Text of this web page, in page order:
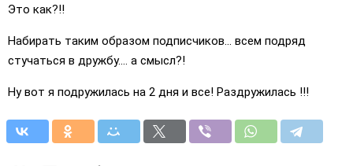
Это как?!!
Набирать таким образом подписчиков... всем подряд
стучаться в дружбу.... а смысл?!
Ну вот я подружилась на 2 дня и все! Раздружилась !!!